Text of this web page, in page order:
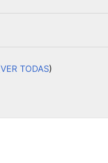
VER TODAS)